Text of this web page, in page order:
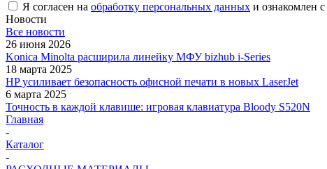
Я согласен на обработку персональных данных и ознакомлен с
Новости
Все новости
26 июня 2026
Konica Minolta расширила линейку МФУ bizhub i-Series
18 марта 2025
HP усиливает безопасность офисной печати в новых LaserJet
6 марта 2025
Точность в каждой клавише: игровая клавиатура Bloody S520N
Главная
-
Каталог
-